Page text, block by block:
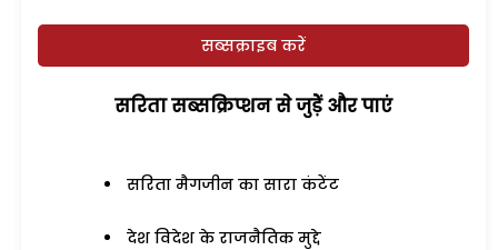
सब्सक्राइब करें
सरिता सब्सक्रिप्शन से जुड़ेें और पाएं
सरिता मैगजीन का सारा कंटेंट
देश विदेश के राजनैतिक मुद्दे